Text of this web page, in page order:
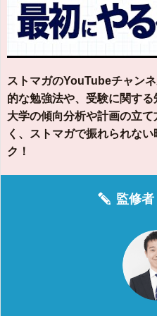
ストマガのYouTubeチャン
的な勉強法や、受験に関す
大学の傾向分析や計画の立
く、ストマガで振れられな
ク！
監修者